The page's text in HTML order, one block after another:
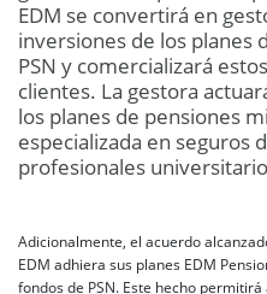
EDM se convertirá en
inversiones de los planes
PSN y comercializará
clientes. La gestora
los planes de pensiones
especializada en seguros
profesionales
Adicionalmente, el acuerdo
EDM adhiera sus planes EDM
fondos de PSN. Este hecho